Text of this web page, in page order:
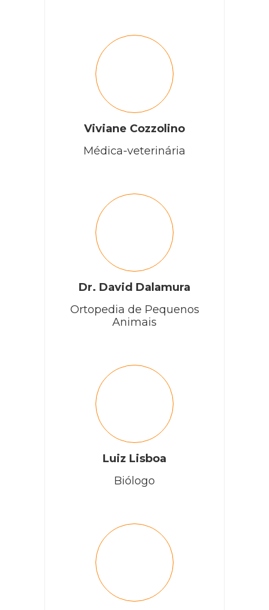
Viviane Cozzolino
Médica-veterinária
Dr. David Dalamura
Ortopedia de Pequenos
Animais
Luiz Lisboa
Biólogo